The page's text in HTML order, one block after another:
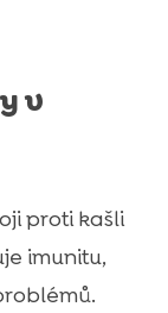
v
proti kašli
imunitu,